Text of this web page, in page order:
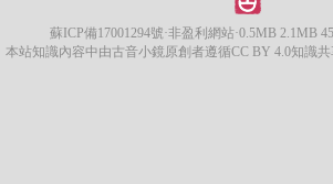
蘇ICP備17001294號·非盈利網站·0.5MB 2.1MB
本站知識內容中由古音小鏡原創者遵循CC BY 4.0知識共